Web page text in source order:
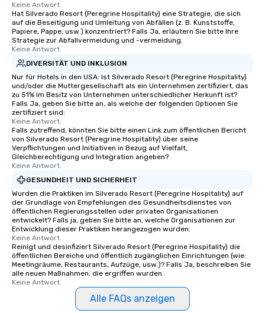
Keine Antwort.
Hat Silverado Resort (Peregrine Hospitality) eine Strategie, die sich
auf die Beseitigung und Umleitung von Abfällen (z. B. Kunststoffe,
Papiere, Pappe, usw.) konzentriert? Falls Ja, erläutern Sie bitte Ihre
Strategie zur Abfallvermeidung und -vermeidung.
Keine Antwort.
DIVERSITÄT UND INKLUSION
Nur für Hotels in den USA: Ist Silverado Resort (Peregrine Hospitality)
und/oder die Muttergesellschaft als ein Unternehmen zertifiziert, das
zu 51% im Besitz von Unternehmen unterschiedlicher Herkunft ist?
Falls Ja, geben Sie bitte an, als welche der folgenden Optionen Sie
zertifiziert sind:
Keine Antwort.
Falls zutreffend, könnten Sie bitte einen Link zum öffentlichen Bericht
von Silverado Resort (Peregrine Hospitality) über seine
Verpflichtungen und Initiativen in Bezug auf Vielfalt,
Gleichberechtigung und Integration angeben?
Keine Antwort.
GESUNDHEIT UND SICHERHEIT
Wurden die Praktiken im Silverado Resort (Peregrine Hospitality) auf
der Grundlage von Empfehlungen des Gesundheitsdienstes von
öffentlichen Regierungsstellen oder privaten Organisationen
entwickelt? Falls ja, geben Sie bitte an, welche Organisationen zur
Entwicklung dieser Praktiken herangezogen wurden:
Keine Antwort.
Reinigt und desinfiziert Silverado Resort (Peregrine Hospitality) die
öffentlichen Bereiche und öffentlich zugänglichen Einrichtungen (wie:
Meetingräume, Restaurants, Aufzüge, usw.)? Falls Ja, beschreiben Sie
alle neuen Maßnahmen, die ergriffen wurden.
Keine Antwort.
Alle FAQs anzeigen